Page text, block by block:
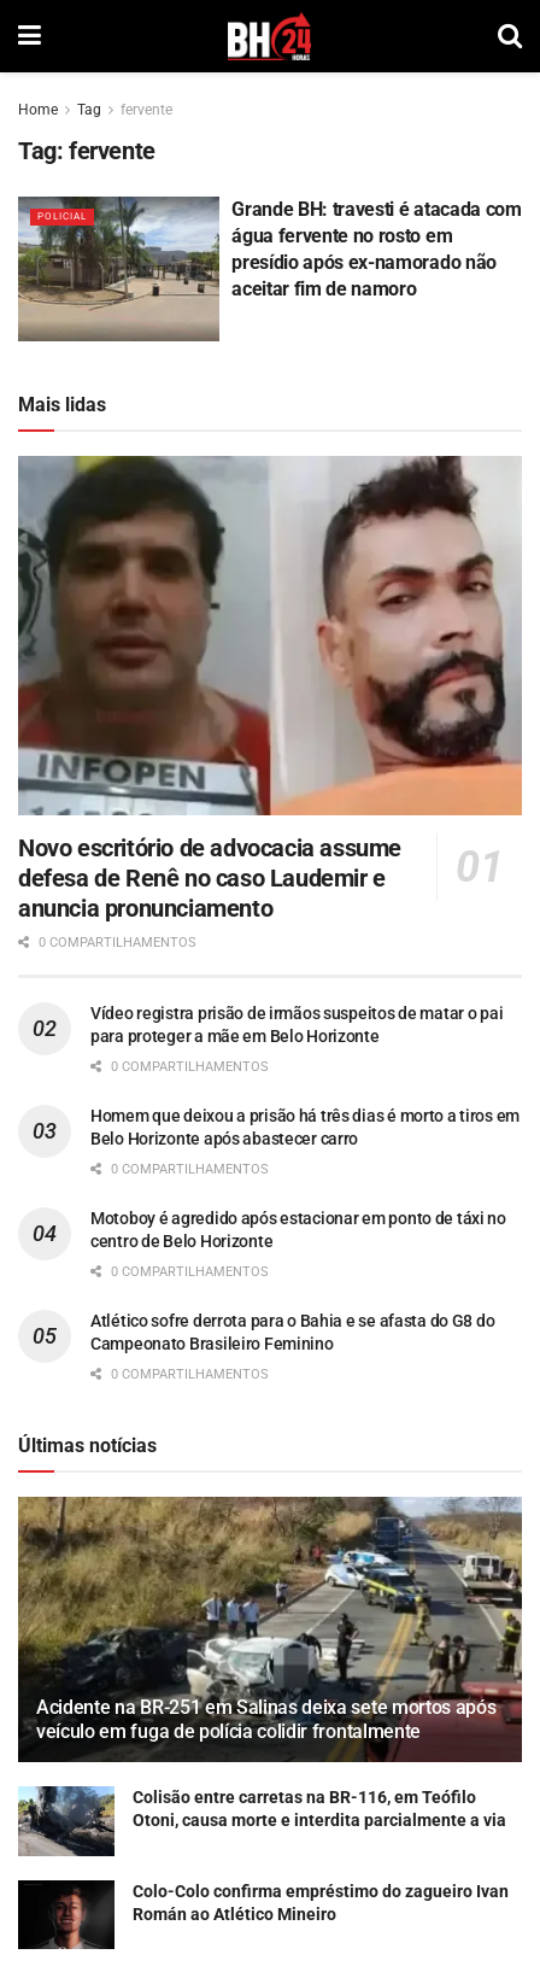
Home Tag fervente
Tag: fervente
POLICIAL
Grande BH: travesti é atacada com
água fervente no rosto em
presídio após ex-namorado não
aceitar fim de namoro
Mais lidas
Novo escritório de advocacia assume
defesa de Renê no caso Laudemir e
anuncia pronunciamento
0 COMPARTILHAMENTOS
Vídeo registra prisão de irmãos suspeitos de matar o pai
para proteger a mãe em Belo Horizonte
0 COMPARTILHAMENTOS
Homem que deixou a prisão há três dias é morto a tiros em
Belo Horizonte após abastecer carro
0 COMPARTILHAMENTOS
Motoboy é agredido após estacionar em ponto de táxi no
centro de Belo Horizonte
0 COMPARTILHAMENTOS
Atlético sofre derrota para o Bahia e se afasta do G8 do
Campeonato Brasileiro Feminino
0 COMPARTILHAMENTOS
Últimas notícias
Acidente na BR-251 em Salinas deixa sete mortos após
veículo em fuga de polícia colidir frontalmente
Colisão entre carretas na BR-116, em Teófilo
Otoni, causa morte e interdita parcialmente a via
Colo-Colo confirma empréstimo do zagueiro Ivan
Román ao Atlético Mineiro